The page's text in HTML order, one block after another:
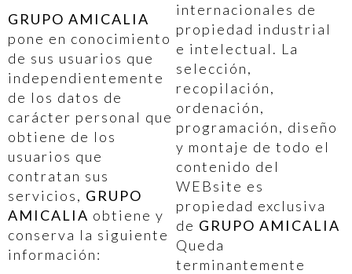
GRUPO AMICALIA
pone en conocimiento
de sus usuarios que
independientemente
de los datos de
carácter personal que
obtiene de los
usuarios que
contratan sus
servicios, GRUPO
AMICALIA obtiene y
conserva la siguiente
información:
internacionales de
propiedad industrial
e intelectual. La
selección,
recopilación,
ordenación,
programación, diseño
y montaje de todo el
contenido del
WEBsite es
propiedad exclusiva
de GRUPO AMICALIA
Queda
terminantemente